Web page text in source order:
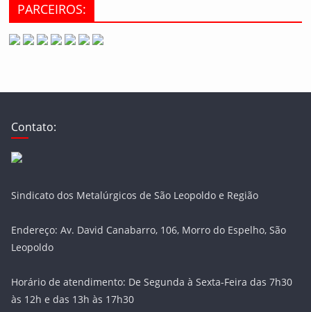
PARCEIROS:
Contato:
Sindicato dos Metalúrgicos de São Leopoldo e Região
Endereço: Av. David Canabarro, 106, Morro do Espelho, São
Leopoldo
Horário de atendimento: De Segunda à Sexta-Feira das 7h30
às 12h e das 13h às 17h30